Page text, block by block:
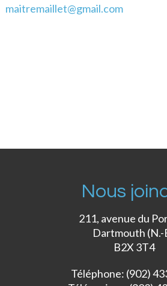
maitremaillet@gmail.com
Nous
211, avenue du
Dartmouth (N.-
B2X 3T4
Téléphone: (902)